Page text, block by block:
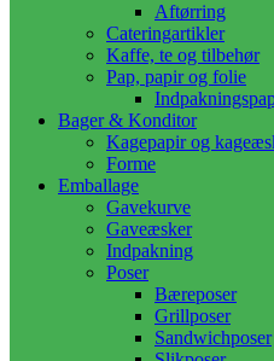
Aftørring
Cateringartikler
Kaffe, te og tilbehør
Pap, papir og folie
Bager & Konditor
Kagepapir og
Forme
Emballage
Gavekurve
Gaveæsker
Indpakning
Poser
Bæreposer
Grillposer
Sandwichposer